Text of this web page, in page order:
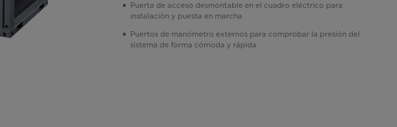
Puerta de acceso desmontable en el cuadro eléctrico para
instalación y puesta en marcha
Puertos de manómetro externos para comprobar la presión del
sistema de forma cómoda y rápida